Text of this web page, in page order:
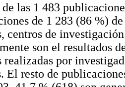
las 1 483
de 1 283 (86 %)
centros de
son el resultados
realizadas por
El resto de